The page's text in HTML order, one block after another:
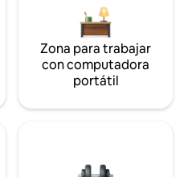
Zona para trabajar
con computadora
portátil